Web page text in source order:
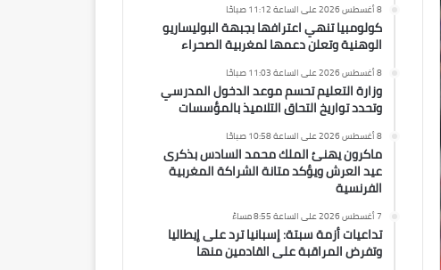
8 أغسطس 2026 على الساعة 11:12 صباحًا
كولومبيا تنهي اعترافها بجبهة البوليساريو
الوهنية وتعلن دعمها لمغربية الصحراء
8 أغسطس 2026 على الساعة 11:03 صباحًا
وزارة التعليم تحسم موعد الدخول المدرسي
وتحدد تواريخ التحاق التلاميذ بالمؤسسات
8 أغسطس 2026 على الساعة 10:58 صباحًا
ماكرون يهنئ الملك محمد السادس بذكرى
عيد العرش ويؤكد متانة الشراكة المغربية
الفرنسية
7 أغسطس 2026 على الساعة 8:55 مساءً
تداعيات أزمة سبتة: إسبانيا ترد على إيطاليا
وتفرض المراقبة على القادمين منها